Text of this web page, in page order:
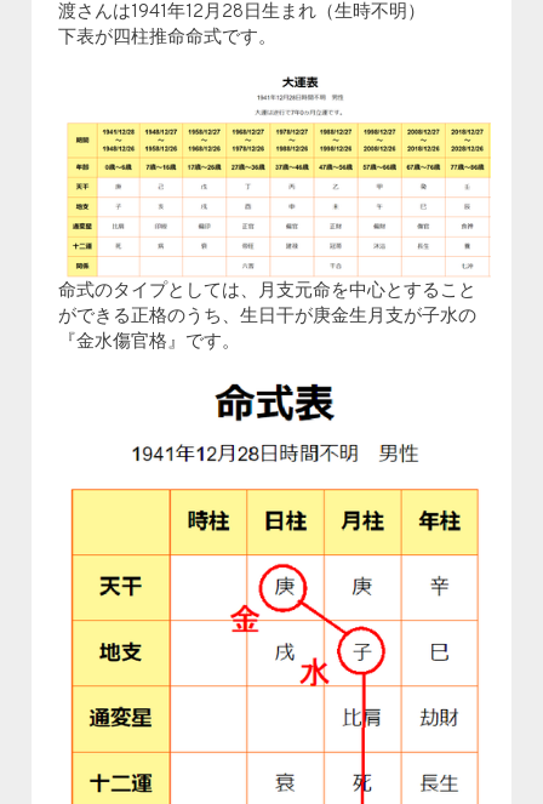
渡さんは1941年12月28日生まれ（生時不明）
下表が四柱推命命式です。
命式のタイプとしては、月支元命を中心とすること
ができる正格のうち、生日干が庚金生月支が子水の
『金水傷官格』です。